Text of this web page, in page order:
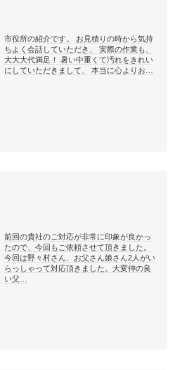
市役所の紹介です。 お見積りの時から気持
ちよく会話していただき、 実際の作業も、
大大大代満足！ 暑い中重くて汚れをきれい
にしていただきまして、 本当に心よりお…
前回の貴社のご対応が非常に印象が良かっ
たので、今回もご依頼させて頂きました。
今回は野々村さん、お父さん娘さん2人がい
らっしゃって対応頂きました。大変仲の良
い父…